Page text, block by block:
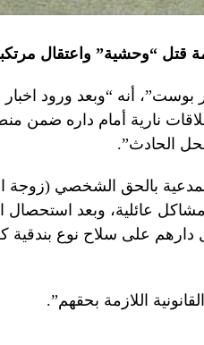
“وحشية” واعتقال
بوست”، أنه “وبعد ورود
نارية أمام داره ضمن
الحادث”.
بالحق الشخصي (زوجة
عائلية، وبعد استحصال
على سلاح نوع بندقية
اللازمة بحقهم”.